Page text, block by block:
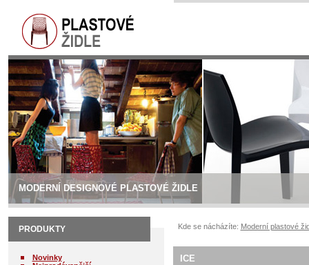
MODERNÍ DESIGNOVÉ PLASTOVÉ ŽIDLE
PRODUKTY
Novinky
Kde se nácházíte: Moderní plastové
ICE